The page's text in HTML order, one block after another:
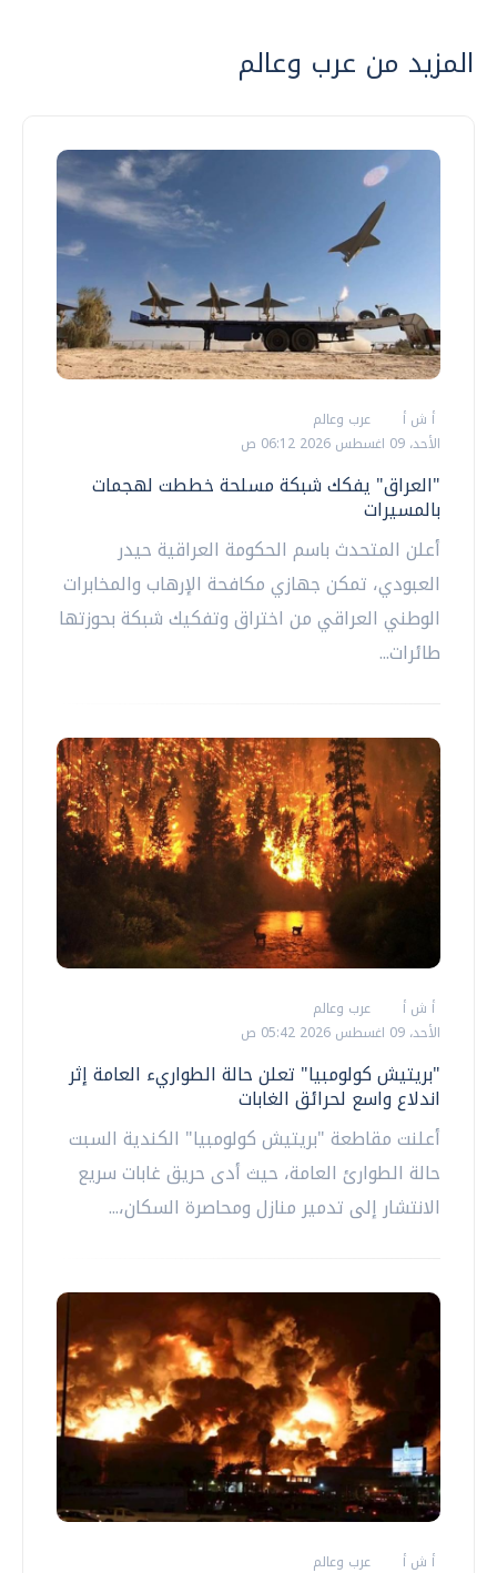
المزيد من عرب وعالم
أ ش أ
عرب وعالم
الأحد، 09 اغسطس 2026 06:12 ص
"العراق" يفكك شبكة مسلحة خططت لهجمات
بالمسيرات
أعلن المتحدث باسم الحكومة العراقية حيدر
العبودي، تمكن جهازي مكافحة الإرهاب والمخابرات
الوطني العراقي من اختراق وتفكيك شبكة بحوزتها
طائرات...
أ ش أ
عرب وعالم
الأحد، 09 اغسطس 2026 05:42 ص
"بريتيش كولومبيا" تعلن حالة الطواريء العامة إثر
اندلاع واسع لحرائق الغابات
أعلنت مقاطعة "بريتيش كولومبيا" الكندية السبت
حالة الطوارئ العامة، حيث أدى حريق غابات سريع
الانتشار إلى تدمير منازل ومحاصرة السكان،...
أ ش أ عرب وعالم